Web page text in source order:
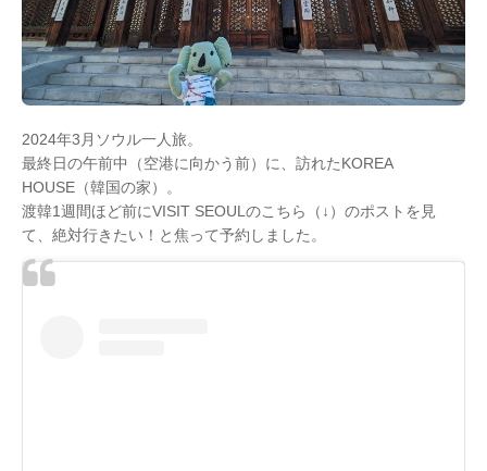
2024年3月ソウル一人旅。
最終日の午前中（空港に向かう前）に、訪れたKOREA
HOUSE（韓国の家）。
渡韓1週間ほど前にVISIT SEOULのこちら（↓）のポストを見
て、絶対行きたい！と焦って予約しました。